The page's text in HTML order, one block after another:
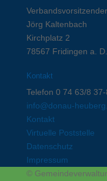
Verbandsvorsitzender
Jörg Kaltenbach
Kirchplatz 2
78567 Fridingen a. D.
Kontakt
Telefon 0 74 63/8
info@donau-
Kontakt
Virtuelle Poststelle
Datenschutz
Impressum
©